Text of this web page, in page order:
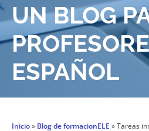
UN BLOG
ESPAÑOL
Inicio» Blog de formacionELE »Tareas